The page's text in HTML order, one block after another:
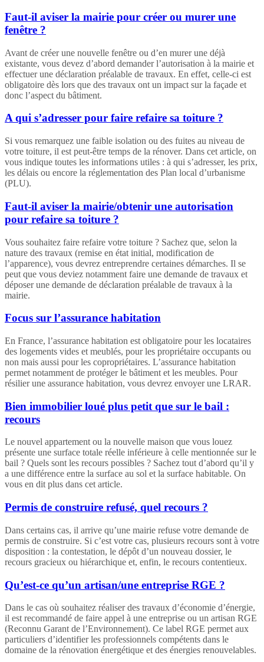
Faut-il aviser la mairie pour créer ou murer une
fenêtre ?
Avant de créer une nouvelle fenêtre ou d’en murer une déjà
existante, vous devez d’abord demander l’autorisation à la mairie et
effectuer une déclaration préalable de travaux. En effet, celle-ci est
obligatoire dès lors que des travaux ont un impact sur la façade et
donc l’aspect du bâtiment.
A qui s’adresser pour faire refaire sa toiture ?
Si vous remarquez une faible isolation ou des fuites au niveau de
votre toiture, il est peut-être temps de la rénover. Dans cet article, on
vous indique toutes les informations utiles : à qui s’adresser, les prix,
les délais ou encore la réglementation des Plan local d’urbanisme
(PLU).
Faut-il aviser la mairie/obtenir une autorisation
pour refaire sa toiture ?
Vous souhaitez faire refaire votre toiture ? Sachez que, selon la
nature des travaux (remise en état initial, modification de
l’apparence), vous devrez entreprendre certaines démarches. Il se
peut que vous deviez notamment faire une demande de travaux et
déposer une demande de déclaration préalable de travaux à la
mairie.
Focus sur l’assurance habitation
En France, l’assurance habitation est obligatoire pour les locataires
des logements vides et meublés, pour les propriétaire occupants ou
non mais aussi pour les copropriétaires. L’assurance habitation
permet notamment de protéger le bâtiment et les meubles. Pour
résilier une assurance habitation, vous devrez envoyer une LRAR.
Bien immobilier loué plus petit que sur le bail :
recours
Le nouvel appartement ou la nouvelle maison que vous louez
présente une surface totale réelle inférieure à celle mentionnée sur le
bail ? Quels sont les recours possibles ? Sachez tout d’abord qu’il y
a une différence entre la surface au sol et la surface habitable. On
vous en dit plus dans cet article.
Permis de construire refusé, quel recours ?
Dans certains cas, il arrive qu’une mairie refuse votre demande de
permis de construire. Si c’est votre cas, plusieurs recours sont à votre
disposition : la contestation, le dépôt d’un nouveau dossier, le
recours gracieux ou hiérarchique et, enfin, le recours contentieux.
Qu’est-ce qu’un artisan/une entreprise RGE ?
Dans le cas où souhaitez réaliser des travaux d’économie d’énergie,
il est recommandé de faire appel à une entreprise ou un artisan RGE
(Reconnu Garant de l’Environnement). Ce label RGE permet aux
particuliers d’identifier les professionnels compétents dans le
domaine de la rénovation énergétique et des énergies renouvelables.